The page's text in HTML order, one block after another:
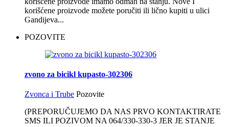
korišćene proizvode možete poručiti ili lično kupiti u ulici
Gandijeva...
POZOVITE
zvono za bicikl kupasto-302306
Zvonca i Trube Pozovite
(PREPORUČUJEMO DA NAS PRVO KONTAKTIRATE
SMS ILI POZIVOM NA 064/330-330-3 JER JE STANJE